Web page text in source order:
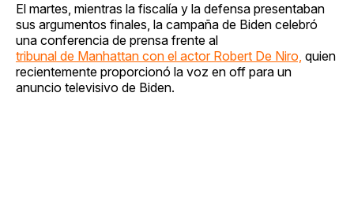
El martes, mientras la fiscalía y la defensa presentaban
sus argumentos finales, la campaña de Biden celebró
una conferencia de prensa frente al
tribunal de Manhattan con el actor Robert De Niro, quien
recientemente proporcionó la voz en off para un
anuncio televisivo de Biden.